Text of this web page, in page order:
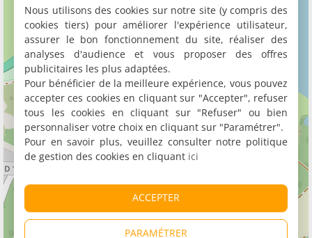
Nous utilisons des cookies sur notre site (y compris des
cookies tiers) pour améliorer l'expérience utilisateur,
assurer le bon fonctionnement du site, réaliser des
analyses d'audience et vous proposer des offres
publicitaires les plus adaptées.
Pour bénéficier de la meilleure expérience, vous pouvez
accepter ces cookies en cliquant sur "Accepter", refuser
tous les cookies en cliquant sur "Refuser" ou bien
personnaliser votre choix en cliquant sur "Paramétrer".
Pour en savoir plus, veuillez consulter notre politique
de gestion des cookies en cliquant ici
ACCEPTER
PARAMÉTRER